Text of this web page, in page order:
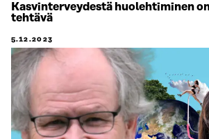
Kasvinterveydestä huolehtiminen
tehtävä
5.12.2023